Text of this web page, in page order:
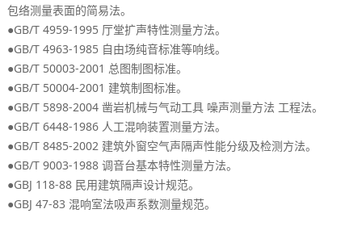
包络测量表面的简易法。
●GB/T 4959-1995 厅堂扩声特性测量方法。
●GB/T 4963-1985 自由场纯音标准等响线。
●GB/T 50003-2001 总图制图标准。
●GB/T 50004-2001 建筑制图标准。
●GB/T 5898-2004凿岩机械与气动工具 噪声测量方法 工程法。
●GB/T 6448-1986 人工混响装置测量方法。
●GB/T 8485-2002 建筑外窗空气声隔声性能分级及检测方法。
●GB/T 9003-1988调音台基本特性测量方法。
●GBJ 118-88 民用建筑隔声设计规范。
●GBJ 47-83 混响室法吸声系数测量规范。